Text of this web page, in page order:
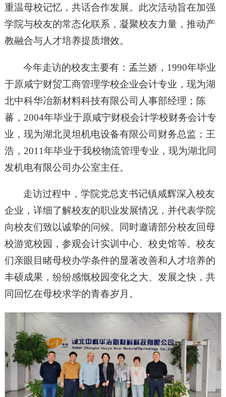
重温母校记忆，共话合作发展。此次活动旨在加强
学院与校友的常态化联系，凝聚校友力量，推动产
教融合与人才培养提质增效。
今年走访的校友主要有：孟兰娇，1990年毕业
于原咸宁财贸工商管理学校企业会计专业，现为湖
北中科华冶新材料科技有限公司人事部经理；陈
蕃，2004年毕业于原咸宁财税会计学校财务会计专
业，现为湖北灵坦机电设备有限公司财务总监；王
浩，2011年毕业于我校物流管理专业，现为湖北同
发机电有限公司办公室主任。
走访过程中，学院党总支书记镇咸辉深入校友
企业，详细了解校友的职业发展情况，并代表学院
向校友们致以诚挚的问候。同时邀请部分校友回母
校游览校园，参观会计实训中心、校史馆等。校友
们亲眼目睹母校办学条件的显著改善和人才培养的
丰硕成果，纷纷感慨校园变化之大、发展之快，共
同回忆在母校求学的青春岁月。